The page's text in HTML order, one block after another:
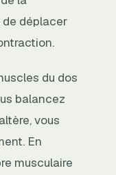
déplacer
du dos
balancez
vous
En
musculaire